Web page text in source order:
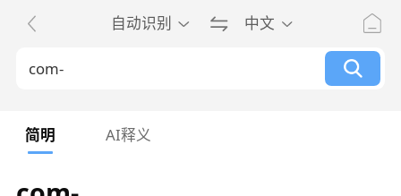
自动识别 中文
简明 AI释义